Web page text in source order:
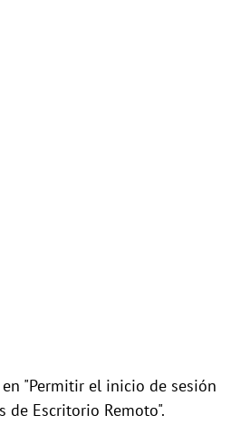
"Permitir el inicio de sesión
de Escritorio Remoto".